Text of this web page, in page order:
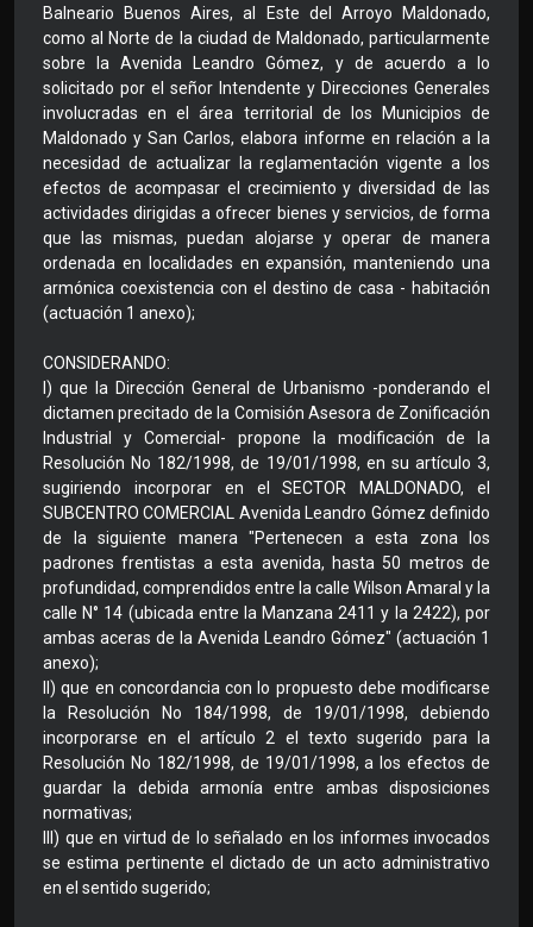
Balneario Buenos Aires, al Este del Arroyo Maldonado,
como al Norte de la ciudad de Maldonado, particularmente
sobre la Avenida Leandro Gómez, y de acuerdo a lo
solicitado por el señor Intendente y Direcciones Generales
involucradas en el área territorial de los Municipios de
Maldonado y San Carlos, elabora informe en relación a la
necesidad de actualizar la reglamentación vigente a los
efectos de acompasar el crecimiento y diversidad de las
actividades dirigidas a ofrecer bienes y servicios, de forma
que las mismas, puedan alojarse y operar de manera
ordenada en localidades en expansión, manteniendo una
armónica coexistencia con el destino de casa - habitación
(actuación 1 anexo);
CONSIDERANDO:
I) que la Dirección General de Urbanismo -ponderando el
dictamen precitado de la Comisión Asesora de Zonificación
Industrial y Comercial- propone la modificación de la
Resolución No 182/1998, de 19/01/1998, en su artículo 3,
sugiriendo incorporar en el SECTOR MALDONADO, el
SUBCENTRO COMERCIAL Avenida Leandro Gómez definido
de la siguiente manera "Pertenecen a esta zona los
padrones frentistas a esta avenida, hasta 50 metros de
profundidad, comprendidos entre la calle Wilson Amaral y la
calle N° 14 (ubicada entre la Manzana 2411 y la 2422), por
ambas aceras de la Avenida Leandro Gómez" (actuación 1
anexo);
II) que en concordancia con lo propuesto debe modificarse
la Resolución No 184/1998, de 19/01/1998, debiendo
incorporarse en el artículo 2 el texto sugerido para la
Resolución No 182/1998, de 19/01/1998, a los efectos de
guardar la debida armonía entre ambas disposiciones
normativas;
III) que en virtud de lo señalado en los informes invocados
se estima pertinente el dictado de un acto administrativo
en el sentido sugerido;